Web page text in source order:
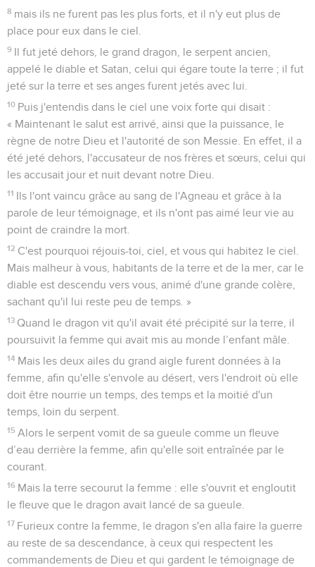
8 mais ils ne furent pas les plus forts, et il n'y eut plus de
place pour eux dans le ciel.
9 Il fut jeté dehors, le grand dragon, le serpent ancien,
appelé le diable et Satan, celui qui égare toute la terre ; il fut
jeté sur la terre et ses anges furent jetés avec lui.
10 Puis j'entendis dans le ciel une voix forte qui disait :
« Maintenant le salut est arrivé, ainsi que la puissance, le
règne de notre Dieu et l'autorité de son Messie. En effet, il a
été jeté dehors, l'accusateur de nos frères et sœurs, celui qui
les accusait jour et nuit devant notre Dieu.
11 Ils l'ont vaincu grâce au sang de l'Agneau et grâce à la
parole de leur témoignage, et ils n'ont pas aimé leur vie au
point de craindre la mort.
12 C'est pourquoi réjouis-toi, ciel, et vous qui habitez le ciel.
Mais malheur à vous, habitants de la terre et de la mer, car le
diable est descendu vers vous, animé d'une grande colère,
sachant qu'il lui reste peu de temps. »
13 Quand le dragon vit qu'il avait été précipité sur la terre, il
poursuivit la femme qui avait mis au monde l’enfant mâle.
14 Mais les deux ailes du grand aigle furent données à la
femme, afin qu'elle s'envole au désert, vers l'endroit où elle
doit être nourrie un temps, des temps et la moitié d'un
temps, loin du serpent.
15 Alors le serpent vomit de sa gueule comme un fleuve
d’eau derrière la femme, afin qu'elle soit entraînée par le
courant.
16 Mais la terre secourut la femme : elle s'ouvrit et engloutit
le fleuve que le dragon avait lancé de sa gueule.
17 Furieux contre la femme, le dragon s'en alla faire la guerre
au reste de sa descendance, à ceux qui respectent les
commandements de Dieu et qui gardent le témoignage de